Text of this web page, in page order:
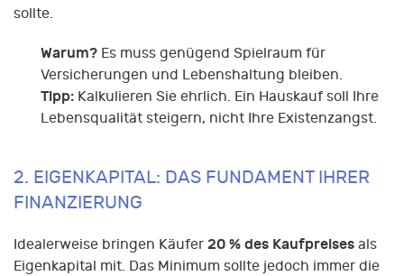
sollte.
Warum? Es muss genügend Spielraum für
Versicherungen und Lebenshaltung bleiben.
Tipp: Kalkulieren Sie ehrlich. Ein Hauskauf soll Ihre
Lebensqualität steigern, nicht Ihre Existenzangst.
2. EIGENKAPITAL: DAS FUNDAMENT IHRER
FINANZIERUNG
Idealerweise bringen Käufer 20 % des Kaufpreises als
Eigenkapital mit. Das Minimum sollte jedoch immer die